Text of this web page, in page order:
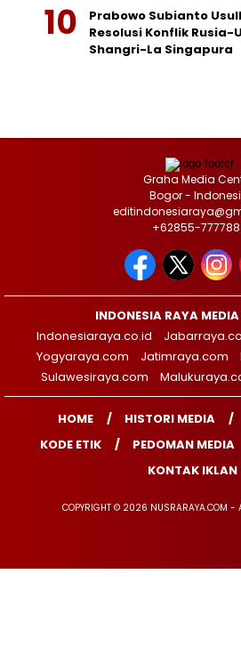
Prabowo Subianto
Resolusi Konflik Rusia-
Shangri-La Singapura
Graha Media
Bogor -
+62855-
INDONESIA RAYA
Indonesiaraya.co.id
Yogyaraya.com
Jatimraya.com
Sulawesiraya.com
HOME HISTORI MEDIA
KODE ETIK
PEDOMAN MEDIA
KONTAK IKLAN
COPYRIGHT © 2026 NUSRARAYA.COM -